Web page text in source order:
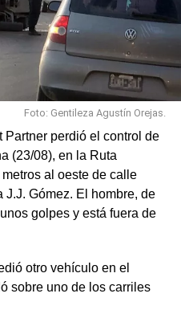
Foto: Gentileza Agustín Orejas.
Partner perdió el control de
(23/08), en la Ruta
al oeste de calle
Gómez. El hombre, de
golpes y está fuera de
otro vehículo en el
sobre uno de los carriles